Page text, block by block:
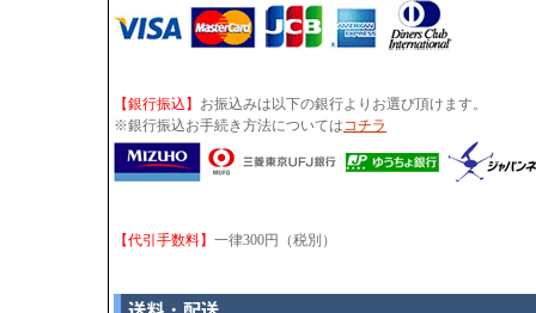
【銀行振込】 お振込みは以下の銀行よりお選び頂けます。
※銀行振込お手続き方法についてはコチラ
【代引手数料】 一律300円（税別）